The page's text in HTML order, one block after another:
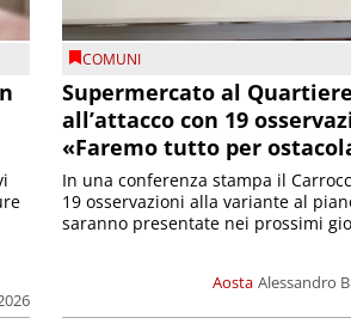
COMUNI
Supermercato al
all’attacco con 19
«Faremo tutto per
Aosta Alessandro
In una conferenza stampa il
19 osservazioni alla variante al
saranno presentate nei prossimi